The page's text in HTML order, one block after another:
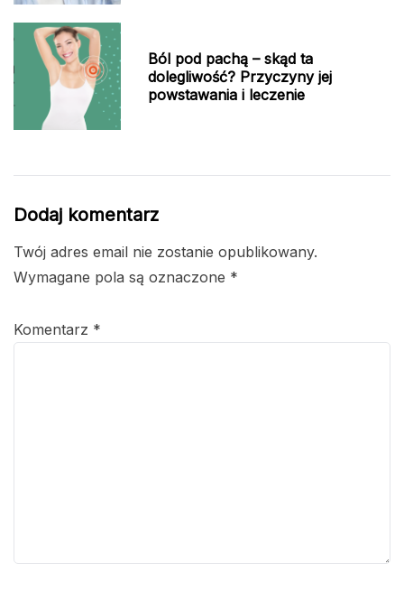
Ból pod pachą – skąd ta
dolegliwość? Przyczyny jej
powstawania i leczenie
Dodaj komentarz
Twój adres email nie zostanie opublikowany.
Wymagane pola są oznaczone *
Komentarz *